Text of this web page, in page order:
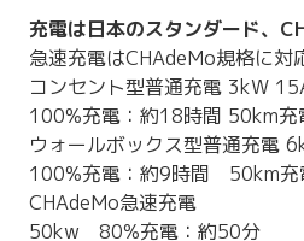
充電は日本のスタンダード、
急速充電はCHAdeMo規格に対
コンセント型普通充電 3kW
100%充電：約18時間 50km充
ウォールボックス型普通充電
100%充電：約9時間 50km充
CHAdeMo急速充電
50kw 80%充電：約50分